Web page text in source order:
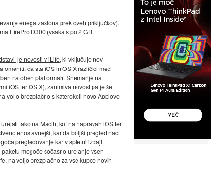
enega zaslona prek dveh priključkov).
FirePro D300 (vsaka s po 2 GB
je novosti v iLife, ki vključuje nov
omeniti, da sta iOS in OS X različici med
na obeh platformah. Snemanje na
iOS ter OS X), zanimiva novost pa je še
voljo brezplačno s katerokoli novo Applovo
tako na Macih, kot na napravah iOS ter
enostavnejši, kar da boljši pregled nad
pregledovanje kar v spletni izdaji
mogoče sočasno urejanje vseh
na voljo brezplačno za vse kupce novih